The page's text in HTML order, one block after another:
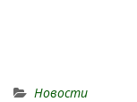
Новости